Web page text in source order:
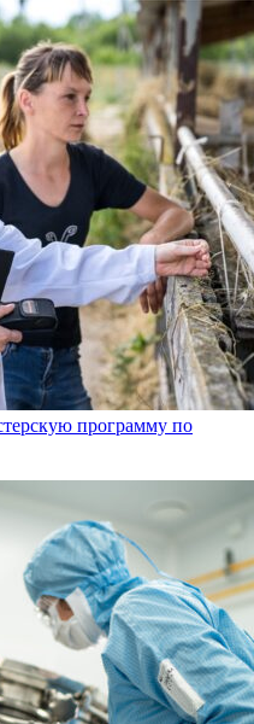
программу по